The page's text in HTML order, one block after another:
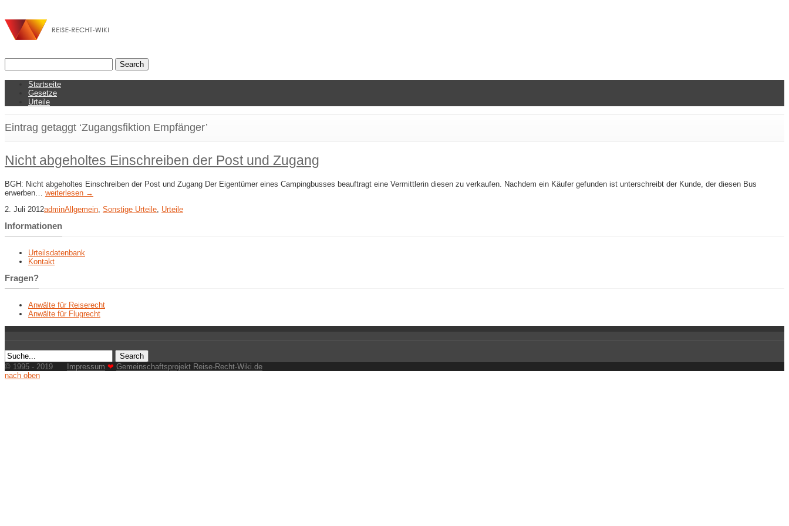
Startseite
Gesetze
Urteile
Eintrag getaggt ‘Zugangsfiktion Empfänger’
Nicht abgeholtes Einschreiben der Post und Zugang
BGH: Nicht abgeholtes Einschreiben der Post und Zugang Der Eigentümer eines Campingbusses beauftragt eine Vermittlerin diesen zu verkaufen. Nachdem ein Käufer gefunden ist unterschreibt der Kunde, der diesen Bus
erwerben… weiterlesen →
2. Juli 2012adminAllgemein, Sonstige Urteile, Urteile
Informationen
Urteilsdatenbank
Kontakt
Fragen?
Anwälte für Reiserecht
Anwälte für Flugrecht
© 1995 - 2019 Impressum ❤ Gemeinschaftsprojekt Reise-Recht-Wiki.de
nach oben